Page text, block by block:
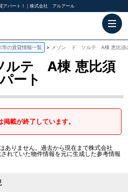
パート！｜株式会社 アルアール
市の賃貸情報一覧 メゾン ド ソルテ A棟 恵比須
テ A棟 恵比須
ート
掲載が終了しています。
ありません。過去から現在まで株式会社
れていた物件情報を元に生成した参考情報